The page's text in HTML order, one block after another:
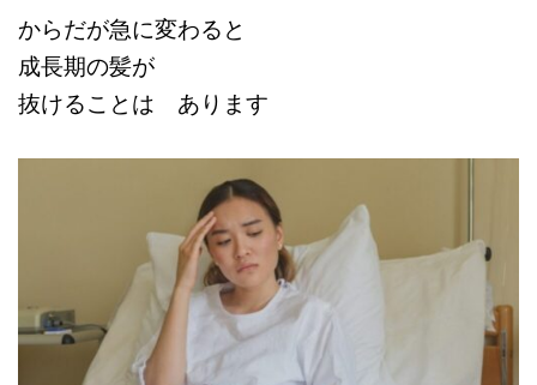
からだが急に変わると
成長期の髪が
抜けることは あります